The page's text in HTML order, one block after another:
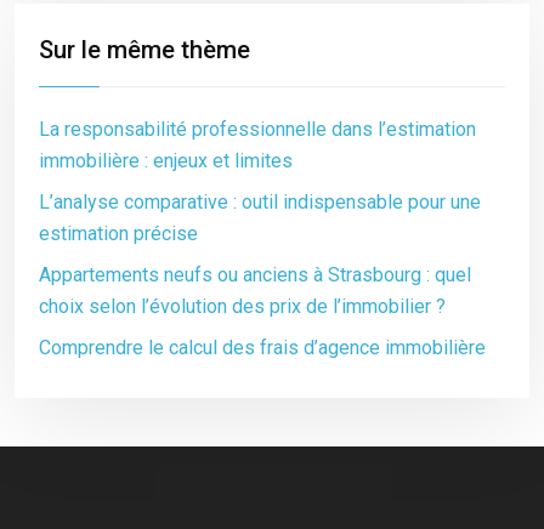
Sur le même thème
La responsabilité professionnelle dans l’estimation
immobilière : enjeux et limites
L’analyse comparative : outil indispensable pour une
estimation précise
Appartements neufs ou anciens à Strasbourg : quel
choix selon l’évolution des prix de l’immobilier ?
Comprendre le calcul des frais d’agence immobilière